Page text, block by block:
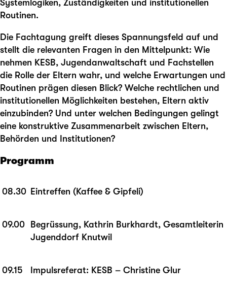
Systemlogiken, Zuständigkeiten und institutionellen
Routinen.
Die Fachtagung greift dieses Spannungsfeld auf und
stellt die relevanten Fragen in den Mittelpunkt: Wie
nehmen KESB, Jugendanwaltschaft und Fachstellen
die Rolle der Eltern wahr, und welche Erwartungen und
Routinen prägen diesen Blick? Welche rechtlichen und
institutionellen Möglichkeiten bestehen, Eltern aktiv
einzubinden? Und unter welchen Bedingungen gelingt
eine konstruktive Zusammenarbeit zwischen Eltern,
Behörden und Institutionen?
Programm
08.30 Eintreffen (Kaffee & Gipfeli)
09.00
Begrüssung, Kathrin Burkhardt, Gesamtleiterin
Jugenddorf Knutwil
09.15 Impulsreferat: KESB – Christine Glur